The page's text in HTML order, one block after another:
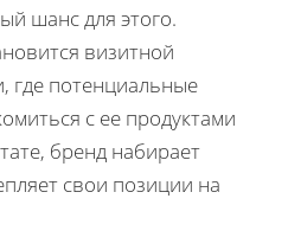
шанс для этого.
визитной
где потенциальные
с ее продуктами
бренд набирает
свои позиции на